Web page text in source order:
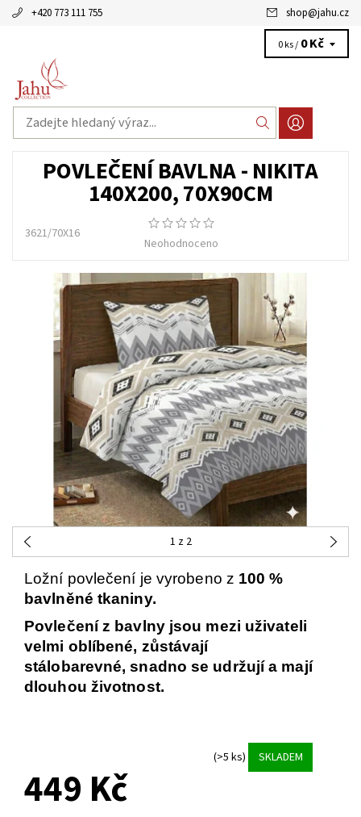
+420 773 111 755 shop@jahu.cz
0 ks / 0 Kč
POVLEČENÍ BAVLNA - NIKITA
140X200, 70X90CM
3621/70X16
Neohodnoceno
1 z 2
Ložní povlečení je vyrobeno z 100 %
bavlněné tkaniny.
Povlečení z bavlny jsou mezi uživateli
velmi oblíbené, zůstávají
stálobarevné,snadno se udržujía mají
dlouhou životnost.
(>5 ks) SKLADEM
449 Kč